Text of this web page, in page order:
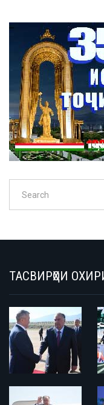
Search
ТАСВИРҲОИ